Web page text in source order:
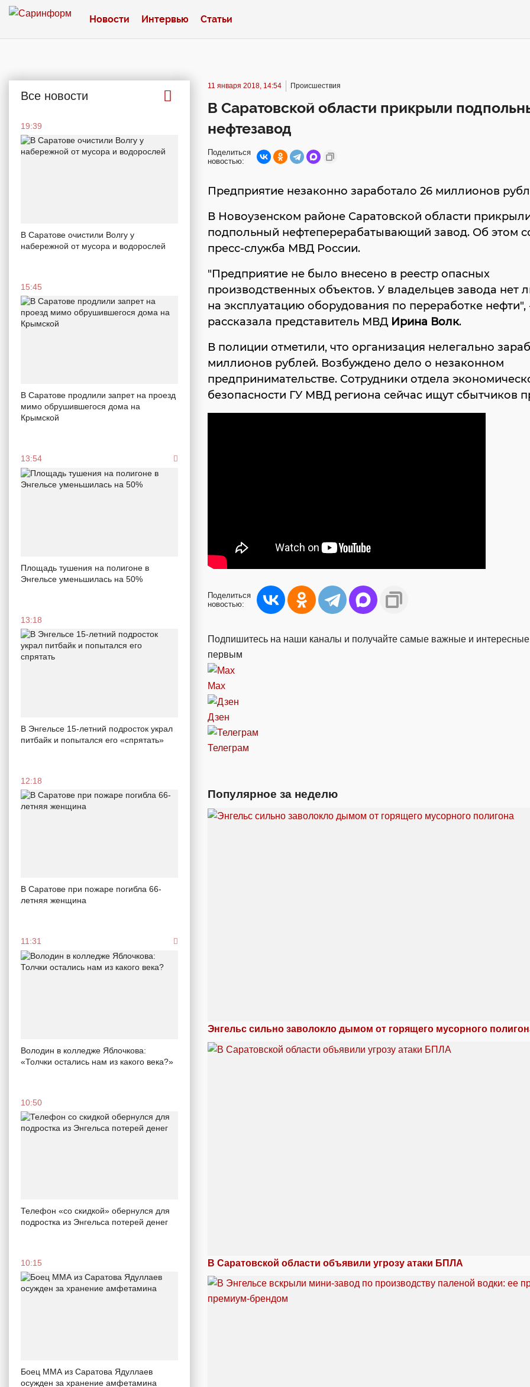
Новости Интервью Статьи
Все новости
19:39
В Саратове очистили Волгу у
набережной от мусора и водорослей
15:45
В Саратове продлили запрет на проезд
мимо обрушившегося дома на
Крымской
13:54
Площадь тушения на полигоне в
Энгельсе уменьшилась на 50%
13:18
В Энгельсе 15-летний подросток украл
питбайк и попытался его «спрятать»
12:18
В Саратове при пожаре погибла 66-
летняя женщина
11:31
Володин в колледже Яблочкова:
«Толчки остались нам из какого века?»
10:50
Телефон «со скидкой» обернулся для
подростка из Энгельса потерей денег
10:15
Боец ММА из Саратова Ядуллаев
осужден за хранение амфетамина
11 января 2018, 14:54 Происшествия
В Саратовской области прикрыли
нефтезавод
Поделиться
новостью:
Предприятие незаконно заработало 26 миллионов
В Новоузенском районе Саратовской области
подпольный нефтеперерабатывающий завод. Об этом
пресс-служба МВД России.
"Предприятие не было внесено в реестр опасных
производственных объектов. У владельцев завода нет
на эксплуатацию оборудования по переработке нефти",
рассказала представитель МВД Ирина Волк.
В полиции отметили, что организация нелегально
миллионов рублей. Возбуждено дело о незаконном
предпринимательстве. Сотрудники отдела
безопасности ГУ МВД региона сейчас ищут сбытчиков
Поделиться
новостью:
Подпишитесь на наши каналы и получайте самые важные и интересные
первым
Max
Дзен
Телеграм
Популярное за неделю
Энгельс сильно заволокло дымом от горящего мусорного
В Саратовской области объявили угрозу атаки БПЛА